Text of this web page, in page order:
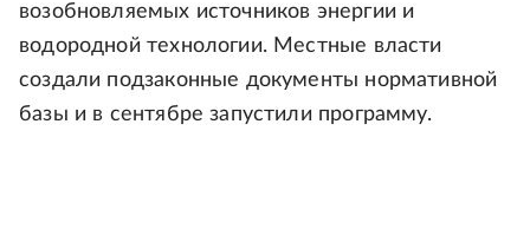
возобновляемых источников энергии и
водородной технологии. Местные власти
создали подзаконные документы нормативной
базы и в сентябре запустили программу.